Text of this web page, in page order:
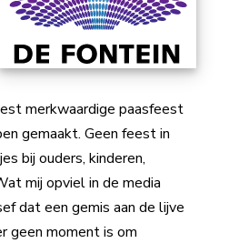
merkwaardige paasfeest
gemaakt. Geen feest in
bij ouders, kinderen,
mij opviel in de media
dat een gemis aan de lijve
moment is om